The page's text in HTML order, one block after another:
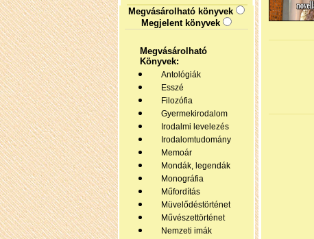
Megvásárolható könyvek
Megjelent könyvek
Megvásárolható
Könyvek:
Antológiák
Esszé
Filozófia
Gyermekirodalom
Irodalmi levelezés
Irodalomtudomány
Memoár
Mondák, legendák
Monográfia
Műfordítás
Müvelődéstörténet
Művészettörténet
Nemzeti imák